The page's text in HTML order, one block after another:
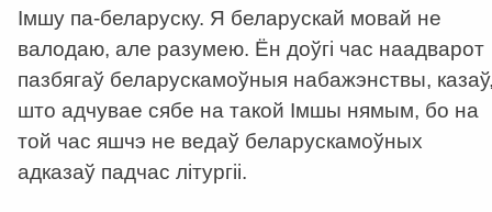
Імшу па-беларуску. Я беларускай мовай не
валодаю, але разумею. Ён доўгі час наадварот
пазбягаў беларускамоўныя набажэнствы,
што адчувае сябе на такой Імшы нямым, бо на
той час яшчэ не ведаў беларускамоўных
адказаў падчас літургіі.